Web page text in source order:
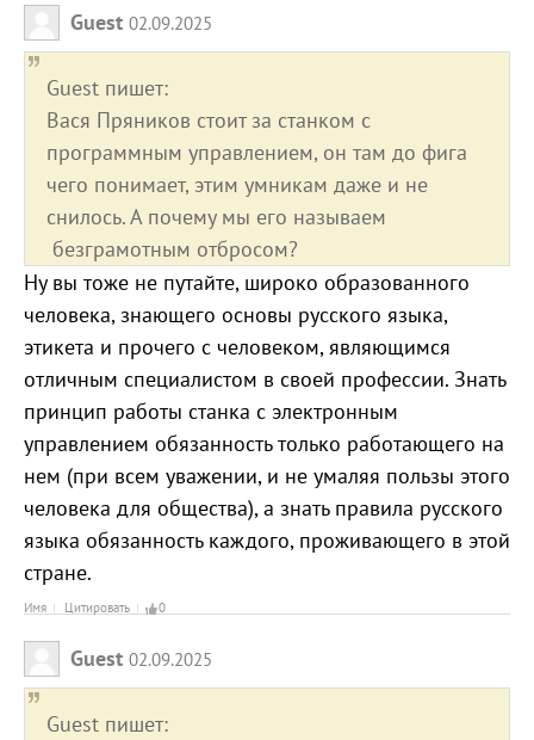
Guest 02.09.2025
Guest пишет:
Вася Пряников стоит за станком с
программным управлением, он там до фига
чего понимает, этим умникам даже и не
снилось. А почему мы его называем
безграмотным отбросом?
Ну вы тоже не путайте, широко образованного
человека, знающего основы русского языка,
этикета и прочего с человеком, являющимся
отличным специалистом в своей профессии. Знать
принцип работы станка с электронным
управлением обязанность только работающего на
нем (при всем уважении, и не умаляя пользы этого
человека для общества), а знать правила русского
языка обязанность каждого, проживающего в этой
стране.
Имя Цитировать 0
Guest 02.09.2025
Guest пишет: